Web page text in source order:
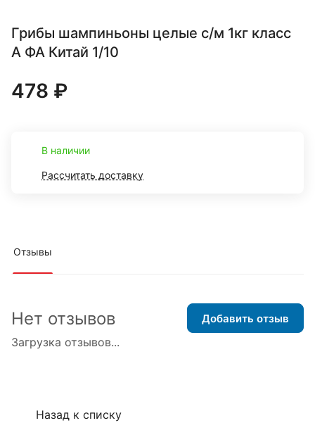
Грибы шампиньоны целые с/м 1кг класс
А ФА Китай 1/10
478 ₽
В наличии
Рассчитать доставку
Отзывы
Загрузка отзывов...
Нет отзывов Добавить отзыв
Назад к списку